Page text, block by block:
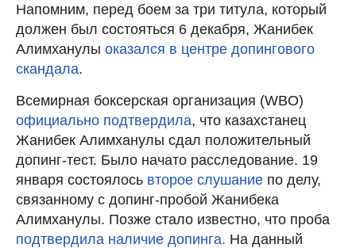
Напомним, перед боем за три титула, который
должен был состояться 6 декабря, Жанибек
Алимханулы оказался в центре допингового
скандала.
Всемирная боксерская организация (WBO)
официально подтвердила, что казахстанец
Жанибек Алимханулы сдал положительный
допинг-тест. Было начато расследование. 19
января состоялось второе слушание по делу,
связанному с допинг-пробой Жанибека
Алимханулы. Позже стало известно, что проба
подтвердила наличие допинга. На данный